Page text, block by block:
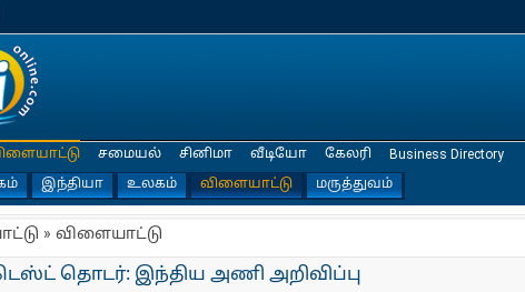
இந்தியா உலகம் விளையாட்டு மருத்துவம்
சமையல் சினிமா வீடியோ கேலரி Business Directory
» விளையாட்டு
தொடர்: இந்திய அணி அறிவிப்பு